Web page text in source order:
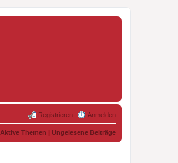
Anmelden
Registrieren
Aktive Themen | Ungelesene Beiträge